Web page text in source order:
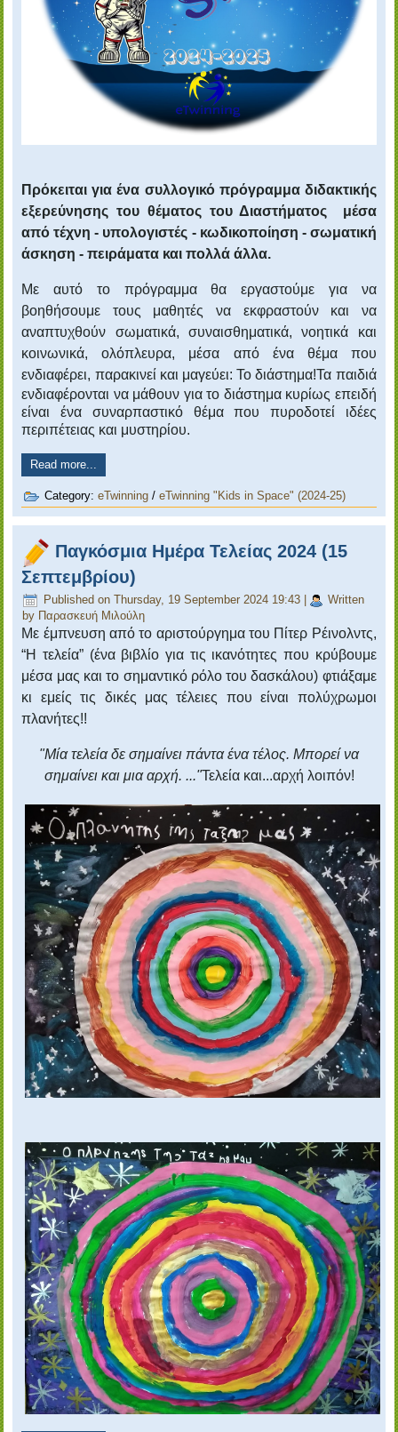
Πρόκειται για ένα συλλογικό πρόγραμμα διδακτικής
εξερεύνησης του θέματος του Διαστήματος μέσα
από τέχνη - υπολογιστές - κωδικοποίηση - σωματική
άσκηση - πειράματα και πολλά άλλα.
Με αυτό το πρόγραμμα θα εργαστούμε για να
βοηθήσουμε τους μαθητές να εκφραστούν και να
αναπτυχθούν σωματικά, συναισθηματικά, νοητικά και
κοινωνικά, ολόπλευρα, μέσα από ένα θέμα που
ενδιαφέρει, παρακινεί και μαγεύει: Το διάστημα!Τα παιδιά
ενδιαφέρονται να μάθουν για το διάστημα κυρίως επειδή
είναι ένα συναρπαστικό θέμα που πυροδοτεί ιδέες
περιπέτειας και μυστηρίου.
Read more...
Category:eTwinning /eTwinning "Kids in Space" (2024-25)
Παγκόσμια Ημέρα Τελείας 2024 (15
Σεπτεμβρίου)
Published on Thursday, 19 September 2024 19:43
Written
by Παρασκευή Μιλούλη
Με έμπνευση από το αριστούργημα του Πίτερ Ρέινολντς,
“Η τελεία” (ένα βιβλίο για τις ικανότητες που κρύβουμε
μέσα μας και το σημαντικό ρόλο του δασκάλου) φτιάξαμε
κι εμείς τις δικές μας τέλειες που είναι πολύχρωμοι
πλανήτες!!
"Mία τελεία δε σημαίνει πάντα ένα τέλος. Μπορεί να
σημαίνει και μια αρχή. ..."Τελεία και...αρχή λοιπόν!